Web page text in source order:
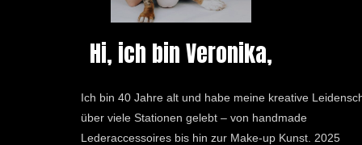
Hi, ich bin Veronika,
Ich bin 40 Jahre alt und habe meine kreative Leidenschaft
über viele Stationen gelebt – von handmade
Lederaccessoires bis hin zur Make-up Kunst. 2025